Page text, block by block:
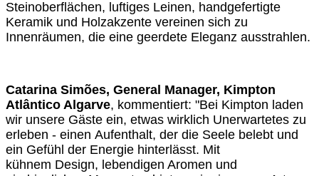
Steinoberflächen, luftiges Leinen, handgefertigte
Keramik und Holzakzente vereinen sich zu
Innenräumen, die eine geerdete Eleganz ausstrahlen.
Catarina Simões, General Manager, Kimpton
Atlântico Algarve, kommentiert: "Bei Kimpton laden
wir unsere Gäste ein, etwas wirklich Unerwartetes zu
erleben - einen Aufenthalt, der die Seele belebt und
ein Gefühl der Energie hinterlässt. Mit
kühnem Design, lebendigen Aromen und